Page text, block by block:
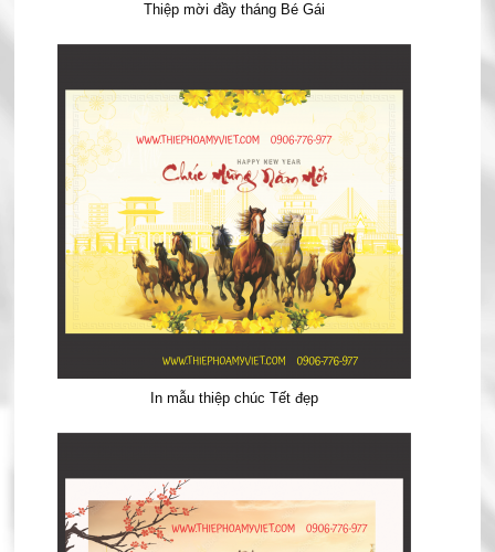
Thiệp mời đầy tháng Bé Gái
In mẫu thiệp chúc Tết đẹp